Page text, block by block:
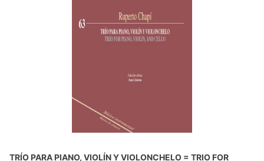
TRÍO PARA PIANO, VIOLÍN Y VIOLONCHELO = TRIO FOR